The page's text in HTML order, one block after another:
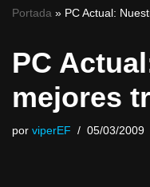
Portada » PC Actual:
PC
mejores
por viperEF 05/03/2009